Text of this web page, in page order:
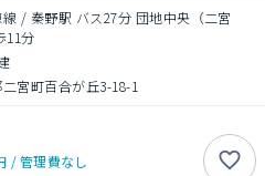
/ 秦野駅 バス27分 団地中央（二宮
11分
宮町百合が丘3-18-1
/管理費なし